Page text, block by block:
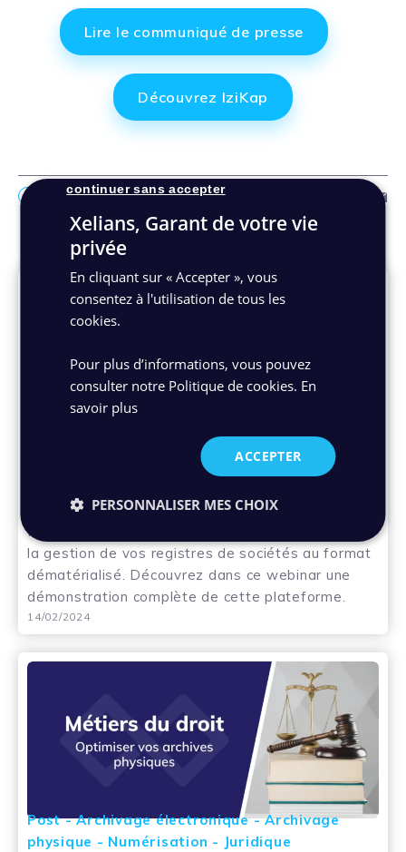
Lire le communiqué de presse
Découvrez IziKap
Autres actualités
Webinar : comment Izikap simplifie la
dématérialisation de vos registres
d’entreprises ?
Izikap, la solution clé en main qui vous simplifiera
la gestion de vos registres de sociétés au format
dématérialisé. Découvrez dans ce webinar une
démonstration complète de cette plateforme.
14/02/2024
Post - Archivage électronique - Archivage
physique - Numérisation - Juridique
Xelians, Garant de votre vie
privée
En cliquant sur « Accepter », vous
consentez à l'utilisation de tous les
cookies.
Pour plus d’informations, vous pouvez
consulter notre Politique de cookies. En
savoir plus
ACCEPTER
continuer sans accepter
PERSONNALISER MES CHOIX